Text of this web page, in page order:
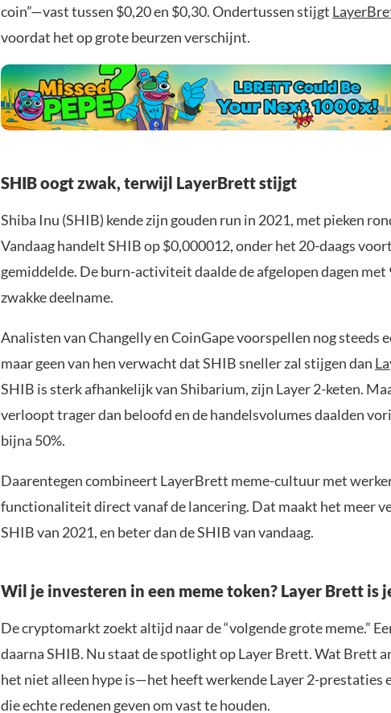
coin”—vast tussen $0,20 en $0,30. Ondertussen stijgt
voordat het op grote beurzen verschijnt.
SHIB oogt zwak, terwijl LayerBrett stijgt
Shiba Inu (SHIB) kende zijn gouden run in 2021, met pieken
Vandaag handelt SHIB op $0,000012, onder het 20-daags
gemiddelde. De burn-activiteit daalde de afgelopen dagen
zwakke deelname.
Analisten van Changelly en CoinGape voorspellen nog steeds
maar geen van hen verwacht dat SHIB sneller zal stijgen dan
SHIB is sterk afhankelijk van Shibarium, zijn Layer 2-keten.
verloopt trager dan beloofd en de handelsvolumes daalden
bijna 50%.
Daarentegen combineert LayerBrett meme-cultuur met
functionaliteit direct vanaf de lancering. Dat maakt het meer
SHIB van 2021, en beter dan de SHIB van vandaag.
Wil je investeren in een meme token? Layer Brett is
De cryptomarkt zoekt altijd naar de “volgende grote meme.”
daarna SHIB. Nu staat de spotlight op Layer Brett. Wat Brett
het niet alleen hype is—het heeft werkende Layer 2-prestaties
die echte redenen geven om vast te houden.